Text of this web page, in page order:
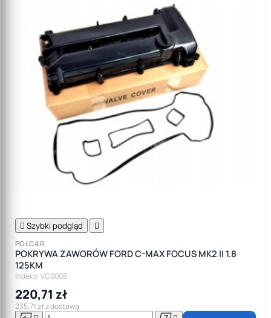
 Szybki podgląd 
POLCAR
POKRYWA ZAWORÓW FORD C-MAX FOCUS MK2 II 1.8
125KM
Indeks: VC0008
220,71 zł
235,71 zł z dostawą